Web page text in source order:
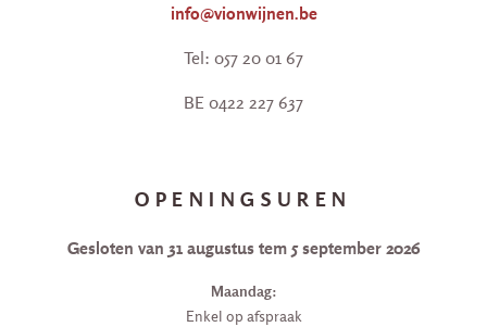
info@vionwijnen.be
Tel: 057 20 01 67
BE 0422 227 637
OPENINGSUREN
Gesloten van 31 augustus tem 5 september 2026
Maandag:
Enkel op afspraak